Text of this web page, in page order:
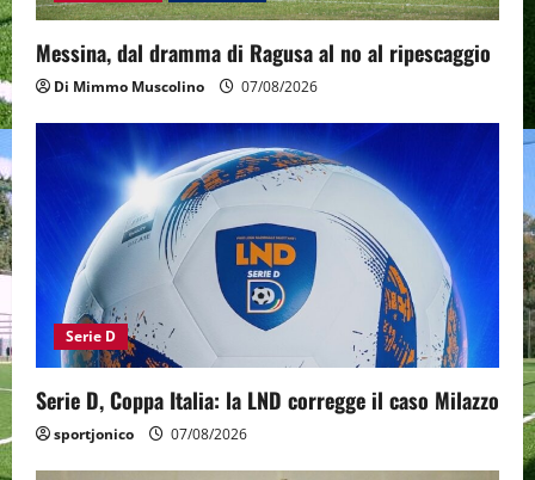
Messina, dal dramma di Ragusa al no al ripescaggio
Di Mimmo Muscolino 07/08/2026
Serie D
Serie D, Coppa Italia: la LND corregge il caso Milazzo
sportjonico 07/08/2026